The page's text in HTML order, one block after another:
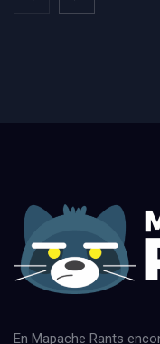
En Mapache Rants